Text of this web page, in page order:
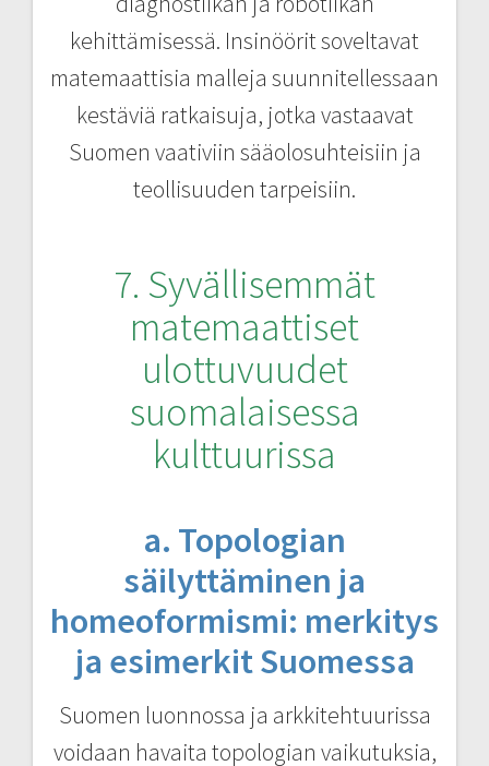
kehittämisessä. Insinöörit soveltavat
matemaattisia malleja suunnitellessaan
kestäviä ratkaisuja, jotka vastaavat
Suomen vaativiin sääolosuhteisiin ja
teollisuuden tarpeisiin.
7. Syvällisemmät
matemaattiset
ulottuvuudet
suomalaisessa
kulttuurissa
a. Topologian
säilyttäminen ja
homeoformismi: merkitys
ja esimerkit Suomessa
Suomen luonnossa ja arkkitehtuurissa
voidaan havaita topologian vaikutuksia,